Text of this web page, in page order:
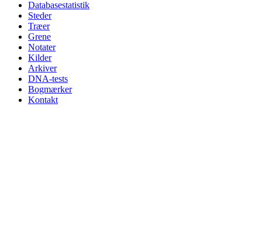
Databasestatistik
Steder
Træer
Grene
Notater
Kilder
Arkiver
DNA-tests
Bogmærker
Kontakt